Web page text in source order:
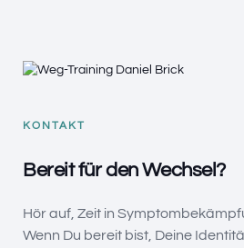
KONTAKT
Bereit für den Wechsel?
Hör auf, Zeit in
Wenn Du bereit bist, Deine